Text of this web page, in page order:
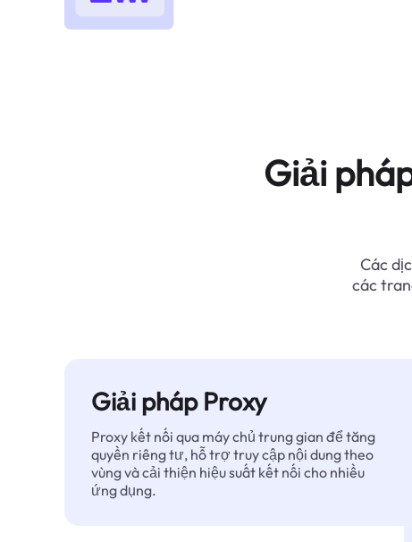
Giải
Các
các
Giải pháp Proxy
Proxy kết nối qua máy chủ trung gian để tăng
quyền riêng tư, hỗ trợ truy cập nội dung theo
vùng và cải thiện hiệu suất kết nối cho nhiều
ứng dụng.